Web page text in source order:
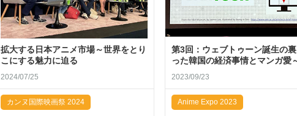
拡大する日本アニメ市場～世界をとり
こにする魅力に迫る
2024/07/25
カンヌ国際映画祭 2024
第3回：ウェブトゥーン誕生の
った韓国の経済事情とマンガ愛
2023/09/23
Anime Expo 2023